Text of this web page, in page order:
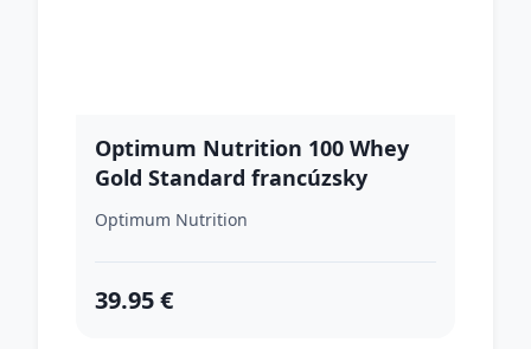
Optimum Nutrition 100 Whey
Gold Standard francúzsky
vanilkový krém
Optimum Nutrition
39.95 €